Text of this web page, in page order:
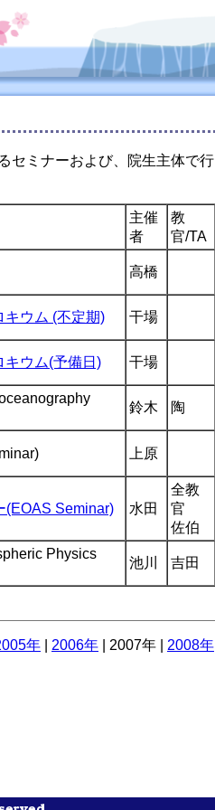
セミナーおよび、院生主体で行
主催
者
教
官/TA
高橋
キウム (不定期) 干場
キウム(予備日) 干場
鈴木 陶
上原
(EOAS Seminar) 水田
全教
官
佐伯
Physics
池川 吉田
年 2006年 | 2007年 | 2008年